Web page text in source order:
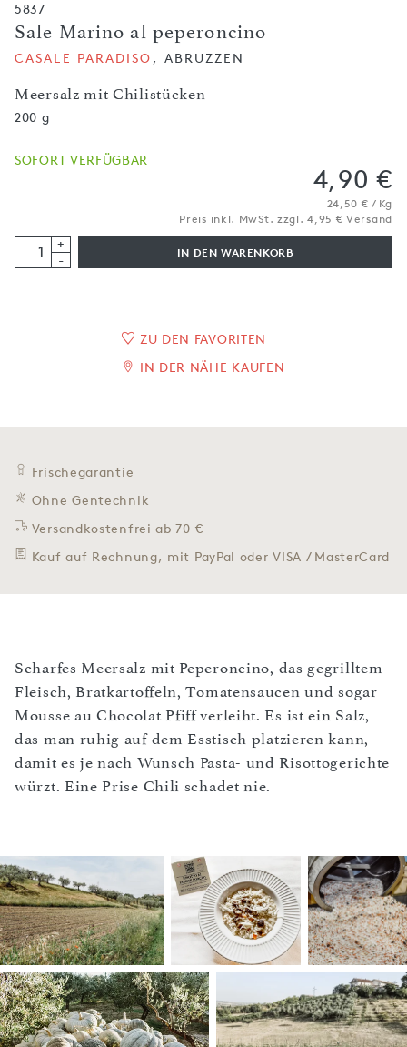
5837
Sale Marino al peperoncino
Meersalz mit Chilistücken
CASALE PARADISO , ABRUZZEN
200 g
SOFORT VERFÜGBAR
4,90 €
24,50 € / Kg
Preis inkl. MwSt. zzgl. 4,95 € Versand
+
-
IN DEN WARENKORB
ZU DEN FAVORITEN
IN DER NÄHE KAUFEN
Frischegarantie
Ohne Gentechnik
Versandkostenfrei ab 70 €
Kauf auf Rechnung, mit PayPal oder VISA / MasterCard
Scharfes Meersalz mit Peperoncino, das gegrilltem
Fleisch, Bratkartoffeln, Tomatensaucen und sogar
Mousse au Chocolat Pfiff verleiht. Es ist ein Salz,
das man ruhig auf dem Esstisch platzieren kann,
damit es je nach Wunsch Pasta- und Risottogerichte
würzt. Eine Prise Chili schadet nie.